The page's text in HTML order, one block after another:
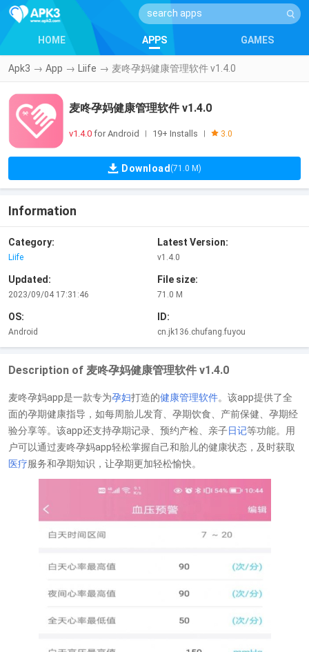
HOME APPS GAMES
Apk3 → App → Liife → 麦咚孕妈健康管理软件 v1.4.0
麦咚孕妈健康管理软件 v1.4.0
v1.4.0 for Android | 19+ Installs | 3.0
Download (71.0 M)
Information
Category:
Liife
Latest Version:
v1.4.0
Updated:
2023/09/04 17:31:46
File size:
71.0 M
OS:
Android
ID:
cn.jk136.chufang.fuyou
Description of 麦咚孕妈健康管理软件 v1.4.0
麦咚孕妈app是一款专为孕妇打造的健康管理软件。该app提供了全
面的孕期健康指导，如每周胎儿发育、孕期饮食、产前保健、孕期经
验分享等。该app还支持孕期记录、预约产检、亲子日记等功能。用
户可以通过麦咚孕妈app轻松掌握自己和胎儿的健康状态，及时获取
医疗服务和孕期知识，让孕期更加轻松愉快。